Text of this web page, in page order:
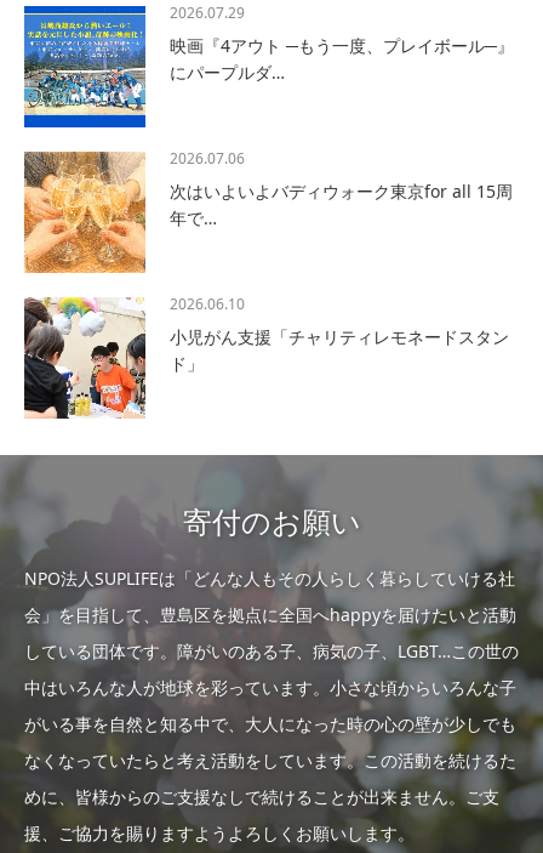
2026.07.29
映画『4アウト ─もう一度、プレイボール─』
にパープルダ…
2026.07.06
次はいよいよバディウォーク東京for all 15周
年で…
2026.06.10
小児がん支援「チャリティレモネードスタン
ド」
寄付のお願い
NPO法人SUPLIFEは「どんな人もその人らしく暮らしていける社
会」を目指して、豊島区を拠点に全国へhappyを届けたいと活動
している団体です。障がいのある子、病気の子、LGBT…この世の
中はいろんな人が地球を彩っています。小さな頃からいろんな子
がいる事を自然と知る中で、大人になった時の心の壁が少しでも
なくなっていたらと考え活動をしています。この活動を続けるた
めに、皆様からのご支援なしで続けることが出来ません。ご支
援、ご協力を賜りますようよろしくお願いします。